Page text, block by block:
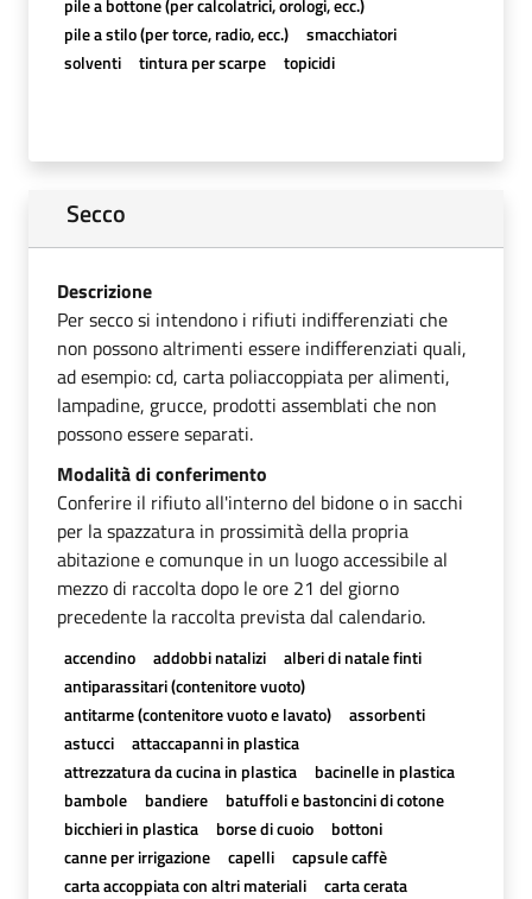
pile a stilo (per torce, radio, ecc.)
smacchiatori
solventi
tintura per scarpe topicidi
Secco
Descrizione
Per secco si intendono i rifiuti indifferenziati che
non possono altrimenti essere indifferenziati quali,
ad esempio: cd, carta poliaccoppiata per alimenti,
lampadine, grucce, prodotti assemblati che non
possono essere separati.
Modalità di conferimento
Conferire il rifiuto all'interno del bidone o in sacchi
per la spazzatura in prossimità della propria
abitazione e comunque in un luogo accessibile al
mezzo di raccolta dopo le ore 21 del giorno
precedente la raccolta prevista dal calendario.
accendino addobbi natalizi
alberi di natale finti
antiparassitari (contenitore vuoto)
antitarme (contenitore vuoto e lavato)
assorbenti
astucci
attaccapanni in plastica
attrezzatura da cucina in plastica
bacinelle in plastica
bambole
bandiere
batuffoli e bastoncini di cotone
bicchieri in plastica
borse di cuoio
bottoni
canne per irrigazione
capelli
capsule caffè
carta accoppiata con altri materiali
carta cerata